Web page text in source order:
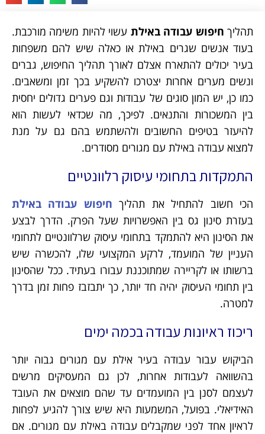
תהליך חיפוש עבודה באילת עשוי להיות משימה מורכבת.
בעוד אנשים שגרים באילת או כאלה שיש להם משפחות
בעיר יכולים להתארח אצלם לאורך תהליך החיפוש, גברים
ונשים מערים אחרות יצטרכו להשקיע בכך זמן ומשאבים.
כמו כן, יש המון סוגים של עבודות וגם פערים גדולים יחסית
בין המשכורות והתנאים. לפיכך, מה שכדאי לעשות הוא
להיעזר בטיפים החשובים ולהשתמש בהם גם על מנת
למצוא עבודה באילת עם מגורים מסודרים.
התמקדות בתחומי עיסוק רלוונטיים
הכי חשוב להתחיל את תהליך חיפוש עבודה באילת
בעזרת סינון גס בין האפשרויות שעל הפרק. הדרך לבצע
את הסינון היא להתמקד בתחומי עיסוק שרלוונטיים לתחומי
העניין של המועמד, לרקע המקצועי שלו, להכשרה שיש
ברשותו או לקריירה שמתוכננת עבורו בעתיד. ככל שהסינון
בין תחומי העיסוק יהיה חד יותר, כך יתבזבז פחות זמן בדרך
למטרה.
ריכוז ראיונות עבודה בכמה ימים
הביקוש עבור עבודה בעיר אילת עם מגורים גבוה יותר
בהשוואה לעבודות אחרות, לכן גם המעסיקים מרשים
לעצמם לסנן בין המועמדים עד שהם מוצאים את העובד
האידיאלי. בפועל, המשמעות היא שיש צורך להגיע לפחות
לראיון אחד לפני שמקבלים עבודה באילת עם מגורים. אם